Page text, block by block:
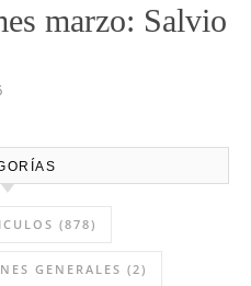
marzo: Salvio
(878)
GENERALES (2)